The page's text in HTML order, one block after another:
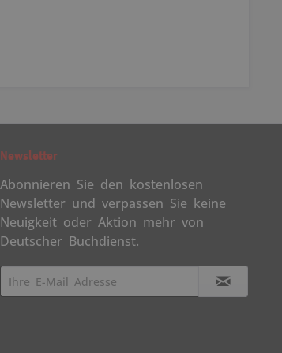
Newsletter
Abonnieren Sie den kostenlosen
Newsletter und verpassen Sie keine
Neuigkeit oder Aktion mehr von
Deutscher Buchdienst.